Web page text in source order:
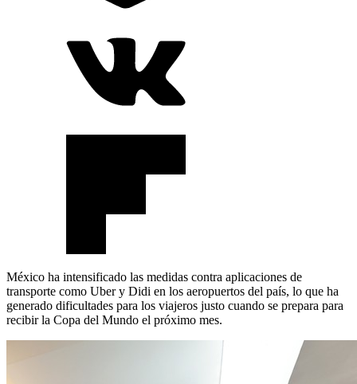
México ha intensificado las medidas contra aplicaciones de
transporte como Uber y Didi en los aeropuertos del país, lo que ha
generado dificultades para los viajeros justo cuando se prepara para
recibir la Copa del Mundo el próximo mes.